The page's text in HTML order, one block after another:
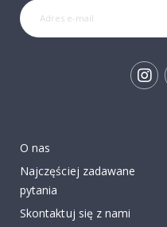
O nas
Najczęściej zadawane
pytania
Skontaktuj się z nami